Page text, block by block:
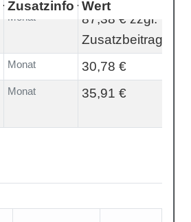
Zusatzinfo Wert
Monat
87,38 € zzgl.
Zusatzbeitrag
Monat
30,78 €
Monat 35,91 €